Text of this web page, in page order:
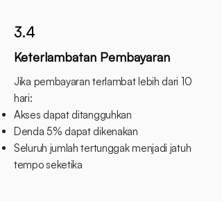
3.4
Keterlambatan Pembayaran
Jika pembayaran terlambat lebih dari 10
hari:
Akses dapat ditangguhkan
Denda 5% dapat dikenakan
Seluruh jumlah tertunggak menjadi jatuh
tempo seketika